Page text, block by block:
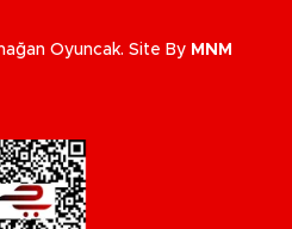
Oyuncak. Site By MNM